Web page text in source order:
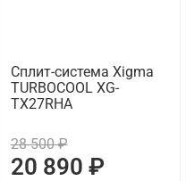
Сплит-система Xigma
TURBOCOOL XG-
TX27RHA
28 500 ₽
20 890 ₽